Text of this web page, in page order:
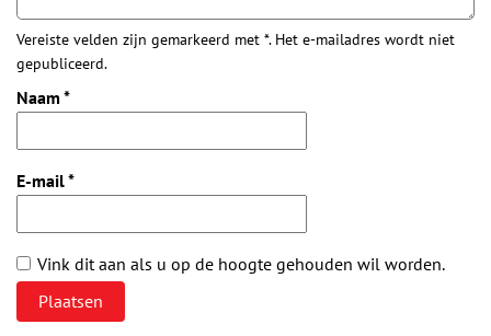
Vereiste velden zijn gemarkeerd met *. Het e-mailadres wordt niet
gepubliceerd.
Naam *
E-mail*
Vink dit aan als u op de hoogte gehouden wil worden.